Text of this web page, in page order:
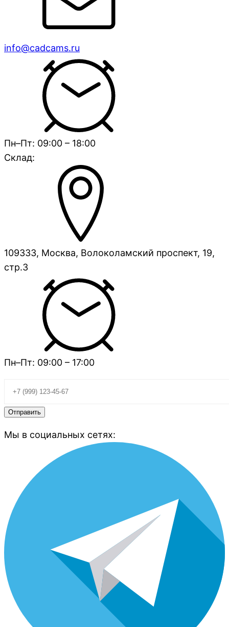
info@cadcams.ru
Пн–Пт: 09:00 – 18:00
Склад:
109333, Москва, Волоколамский проспект, 19,
стр.3
Пн–Пт: 09:00 – 17:00
Мы в социальных сетях: